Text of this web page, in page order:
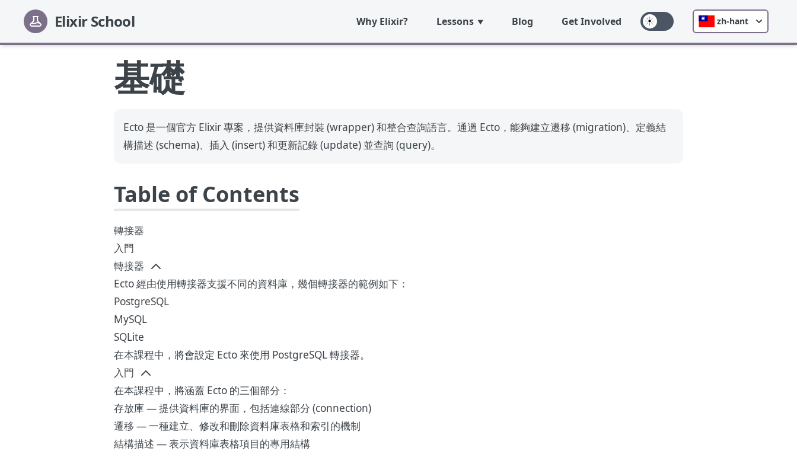
Elixir School Why Elixir? Lessons Blog Get Involved zh-hant
基礎
Ecto 是一個官方 Elixir 專案，提供資料庫封裝 (wrapper) 和整合查詢語言。通過 Ecto，能夠建立遷移 (migration)、定義結
構描述 (schema)、插入 (insert) 和更新記錄 (update) 並查詢 (query)。
Table of Contents
轉接器
入門
轉接器
Ecto 經由使用轉接器支援不同的資料庫，幾個轉接器的範例如下：
PostgreSQL
MySQL
SQLite
在本課程中，將會設定 Ecto 來使用 PostgreSQL 轉接器。
入門
在本課程中，將涵蓋 Ecto 的三個部分：
存放庫 — 提供資料庫的界面，包括連線部分 (connection)
遷移 — 一種建立、修改和刪除資料庫表格和索引的機制
結構描述 — 表示資料庫表格項目的專用結構